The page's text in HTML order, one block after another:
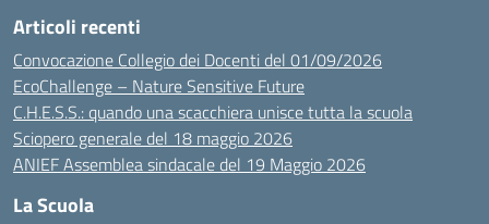
Articoli recenti
Convocazione Collegio dei Docenti del 01/09/2026
EcoChallenge – Nature Sensitive Future
C.H.E.S.S.: quando una scacchiera unisce tutta la scuola
Sciopero generale del 18 maggio 2026
ANIEF Assemblea sindacale del 19 Maggio 2026
La Scuola